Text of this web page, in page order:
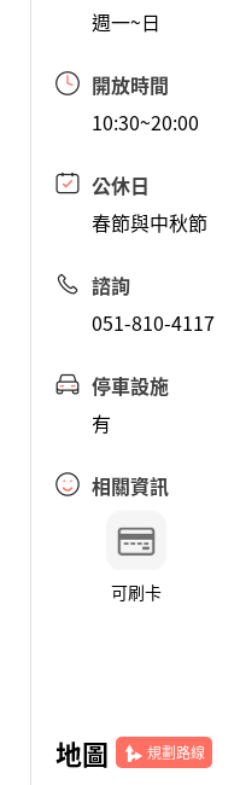
週一~日
開放時間
10:30~20:00
公休日
春節與中秋節
諮詢
051-810-4117
停車設施
有
相關資訊
可刷卡
地圖 規劃路線